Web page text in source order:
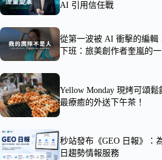
AI 引用信任戰
從第一波被 AI 衝擊的編輯
下班：旅美創作者奎嵐的
Yellow Monday 現烤可頌
最療癒的外送下午茶！
秒站發布《GEO 日報》：
日趨勢情報服務